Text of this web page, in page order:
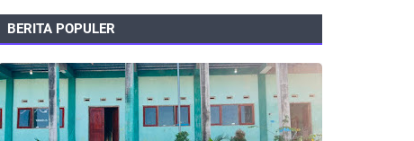
BERITA POPULER